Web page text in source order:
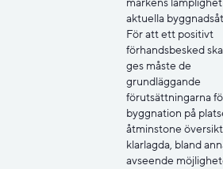
markens
aktuella
För att ett positivt
förhandsbesked
ges måste de
grundläggande
förutsättningarna
byggnation på
åtminstone
klarlagda, bland
avseende